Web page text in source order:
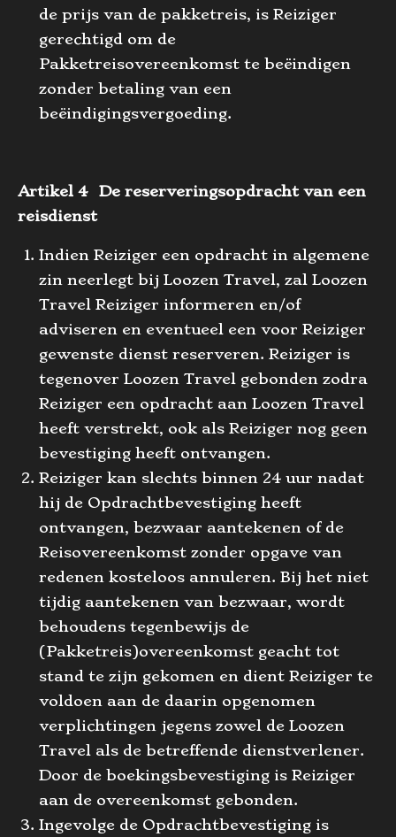
de prijs van de pakketreis, is Reiziger
gerechtigd om de
Pakketreisovereenkomst te beëindigen
zonder betaling van een
beëindigingsvergoeding.
Artikel 4 De reserveringsopdracht van een
reisdienst
Indien Reiziger een opdracht in algemene
zin neerlegt bij Loozen Travel, zal Loozen
Travel Reiziger informeren en/of
adviseren en eventueel een voor Reiziger
gewenste dienst reserveren. Reiziger is
tegenover Loozen Travel gebonden zodra
Reiziger een opdracht aan Loozen Travel
heeft verstrekt, ook als Reiziger nog geen
bevestiging heeft ontvangen.
Reiziger kan slechts binnen 24 uur nadat
hij de Opdrachtbevestiging heeft
ontvangen, bezwaar aantekenen of de
Reisovereenkomst zonder opgave van
redenen kosteloos annuleren. Bij het niet
tijdig aantekenen van bezwaar, wordt
behoudens tegenbewijs de
(Pakketreis)overeenkomst geacht tot
stand te zijn gekomen en dient Reiziger te
voldoen aan de daarin opgenomen
verplichtingen jegens zowel de Loozen
Travel als de betreffende dienstverlener.
Door de boekingsbevestiging is Reiziger
aan de overeenkomst gebonden.
Ingevolge de Opdrachtbevestiging is